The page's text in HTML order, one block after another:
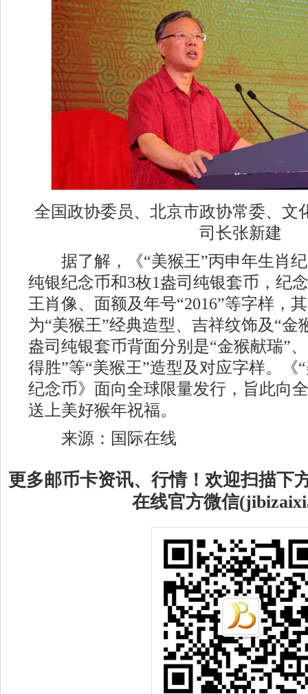
全国政协委员、北京市政协常委、文
司长张新建
据了解，《“美猴王”丙申年生肖纪
纯银纪念币和3枚1盎司纯银套币，纪
王肖像、面额及年号“2016”等字样，
为“美猴王”经典造型、吉祥纹饰及“金
盎司纯银套币背面分别是“金猴献瑞”
得胜”等“美猴王”造型及对应字样。《
纪念币》面向全球限量发行，旨此向
送上美好猴年祝福。
来源：国际在线
更多邮币卡资讯、行情！欢迎扫描下
在线官方微信